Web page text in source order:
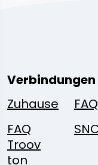
Verbindungen
Zuhause
FAQ
FAQ
Troov
ton